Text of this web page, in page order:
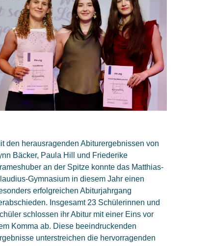
den herausragenden Abiturergebnissen von
Bäcker, Paula Hill und Friederike
an der Spitze konnte das Matthias-
Gymnasium in diesem Jahr einen
erfolgreichen Abiturjahrgang
Insgesamt 23 Schülerinnen und
schlossen ihr Abitur mit einer Eins vor
Komma ab. Diese beeindruckenden
unterstreichen die hervorragenden